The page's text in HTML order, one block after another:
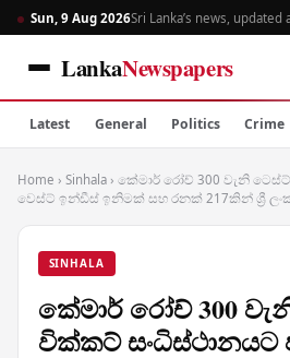
Sun, 9 Aug 2026Sri Lanka’s news,
LankaNewspapers
Latest General Politics Crime
Home › Sinhala › කේමාර් රෝච් 300 වැනි
වෙස්ට් ඉන්ඩීස් ඉනිමක් සහ රනක් 217කින් ශ්‍රී
SINHALA
කේමාර් රෝච් 300
වික්කට් සංධිස්ථානයට